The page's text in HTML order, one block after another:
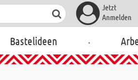
Jetzt
Anmelden
Bastelideen .